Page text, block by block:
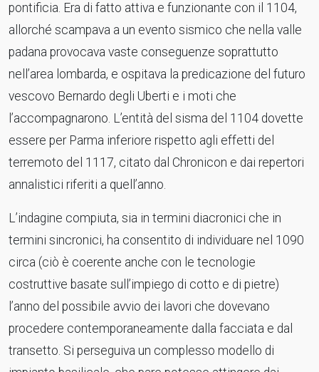
pontificia. Era di fatto attiva e funzionante con il 1104,
allorché scampava a un evento sismico che nella valle
padana provocava vaste conseguenze soprattutto
nell’area lombarda, e ospitava la predicazione del futuro
vescovo Bernardo degli Uberti e i moti che
l’accompagnarono. L’entità del sisma del 1104 dovette
essere per Parma inferiore rispetto agli effetti del
terremoto del 1117, citato dal Chronicon e dai repertori
annalistici riferiti a quell’anno.
L’indagine compiuta, sia in termini diacronici che in
termini sincronici, ha consentito di individuare nel 1090
circa (ciò è coerente anche con le tecnologie
costruttive basate sull’impiego di cotto e di pietre)
l’anno del possibile avvio dei lavori che dovevano
procedere contemporaneamente dalla facciata e dal
transetto. Si perseguiva un complesso modello di